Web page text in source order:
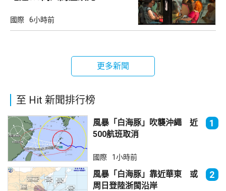
國際 6小時前
更多新聞
至 Hit 新聞排行榜
風暴「白海豚」吹襲沖繩 近
500航班取消
1
國際 1小時前
風暴「白海豚」靠近華東 或
周日登陸浙閩沿岸
2